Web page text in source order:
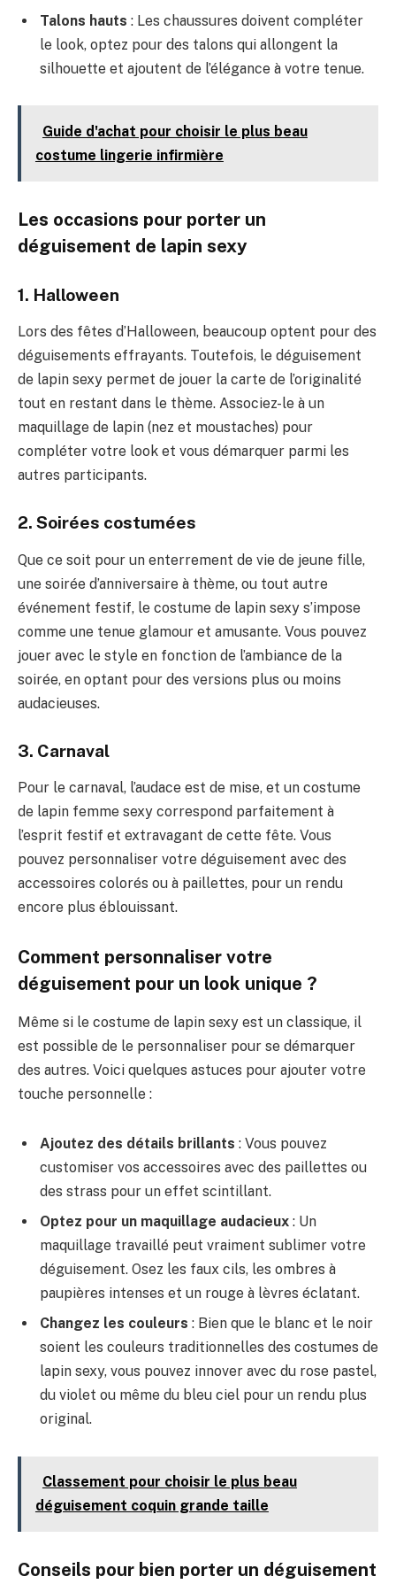
Talons hauts : Les chaussures doivent compléter
le look, optez pour des talons qui allongent la
silhouette et ajoutent de l’élégance à votre tenue.
Guide d'achat pour choisir le plus beau
costume lingerie infirmière
Les occasions pour porter un
déguisement de lapin sexy
1. Halloween
Lors des fêtes d’Halloween, beaucoup optent pour des
déguisements effrayants. Toutefois, le déguisement
de lapin sexy permet de jouer la carte de l’originalité
tout en restant dans le thème. Associez-le à un
maquillage de lapin (nez et moustaches) pour
compléter votre look et vous démarquer parmi les
autres participants.
2. Soirées costumées
Que ce soit pour un enterrement de vie de jeune fille,
une soirée d’anniversaire à thème, ou tout autre
événement festif, le costume de lapin sexy s’impose
comme une tenue glamour et amusante. Vous pouvez
jouer avec le style en fonction de l’ambiance de la
soirée, en optant pour des versions plus ou moins
audacieuses.
3. Carnaval
Pour le carnaval, l’audace est de mise, et un costume
de lapin femme sexy correspond parfaitement à
l’esprit festif et extravagant de cette fête. Vous
pouvez personnaliser votre déguisement avec des
accessoires colorés ou à paillettes, pour un rendu
encore plus éblouissant.
Comment personnaliser votre
déguisement pour un look unique ?
Même si le costume de lapin sexy est un classique, il
est possible de le personnaliser pour se démarquer
des autres. Voici quelques astuces pour ajouter votre
touche personnelle :
Ajoutez des détails brillants : Vous pouvez
customiser vos accessoires avec des paillettes ou
des strass pour un effet scintillant.
Optez pour un maquillage audacieux : Un
maquillage travaillé peut vraiment sublimer votre
déguisement. Osez les faux cils, les ombres à
paupières intenses et un rouge à lèvres éclatant.
Changez les couleurs : Bien que le blanc et le noir
soient les couleurs traditionnelles des costumes de
lapin sexy, vous pouvez innover avec du rose pastel,
du violet ou même du bleu ciel pour un rendu plus
original.
Classement pour choisir le plus beau
déguisement coquin grande taille
Conseils pour bien porter un déguisement